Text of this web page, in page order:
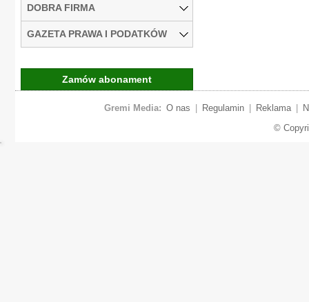
DOBRA FIRMA
GAZETA PRAWA I PODATKÓW
Zamów abonament
Gremi Media: O nas Regulamin Reklama
©